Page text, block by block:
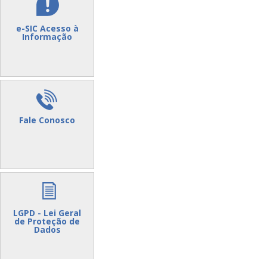
e-SIC Acesso à
Informação
Fale Conosco
LGPD - Lei Geral
de Proteção de
Dados